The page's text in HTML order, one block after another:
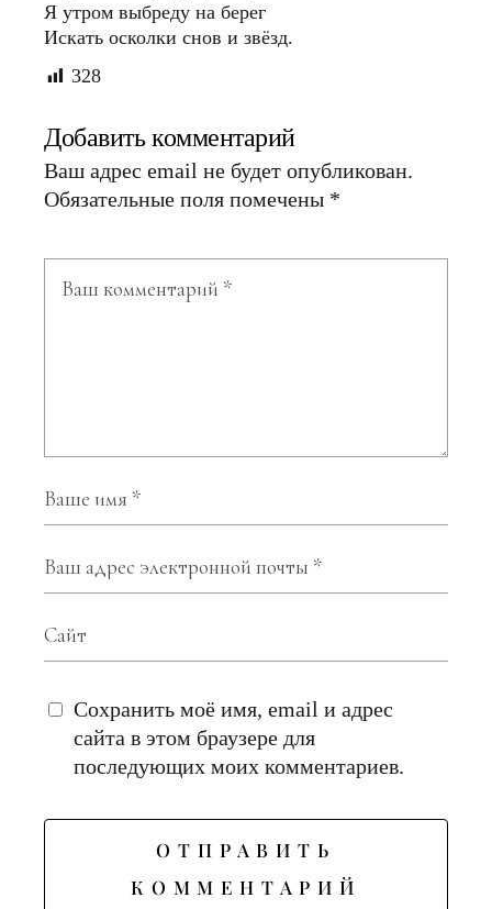
Я утром выбреду на берег
Искать осколки снов и звёзд.
328
Добавить комментарий
Ваш адрес email не будет опубликован.
Обязательные поля помечены *
Сохранить моё имя, email и адрес
сайта в этом браузере для
последующих моих комментариев.
ОТПРАВИТЬ
КОММЕНТАРИЙ